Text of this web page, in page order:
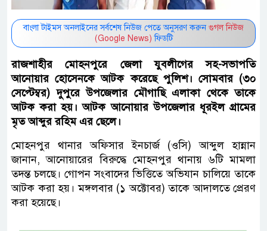
বাংলা টাইমস অনলাইনের সর্বশেষ নিউজ পেতে অনুসরণ করুন গুগল নিউজ
(Google News) ফিডটি
রাজশাহীর মোহনপুরে জেলা যুবলীগের সহ-সভাপতি
আনোয়ার হোসেনকে আটক করেছে পুলিশ। সোমবার (৩০
সেপ্টেম্বর) দুপুরে উপজেলার মৌগাছি এলাকা থেকে তাকে
আটক করা হয়। আটক আনোয়ার উপজেলার ধূরইল গ্রামের
মৃত আব্দুর রহিম এর ছেলে।
মোহনপুর থানার অফিসার ইনচার্জ (ওসি) আব্দুল হান্নান
জানান, আনোয়ারের বিরুদ্ধে মোহনপুর থানায় ৬টি মামলা
তদন্ত চলছে। গোপন সংবাদের ভিত্তিতে অভিযান চালিয়ে তাকে
আটক করা হয়। মঙ্গলবার (১ অক্টোবর) তাকে আদালতে প্রেরণ
করা হয়েছে।